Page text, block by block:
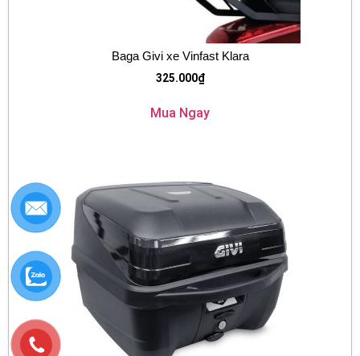
Baga Givi xe Vinfast Klara
325.000₫
Mua Ngay